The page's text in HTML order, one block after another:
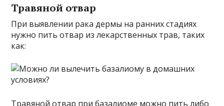
Травяной отвар
При выявлении рака дермы на ранних стадиях
нужно пить отвар из лекарственных трав, таких
как:
Травяной отвар при базалиоме можно пить либо